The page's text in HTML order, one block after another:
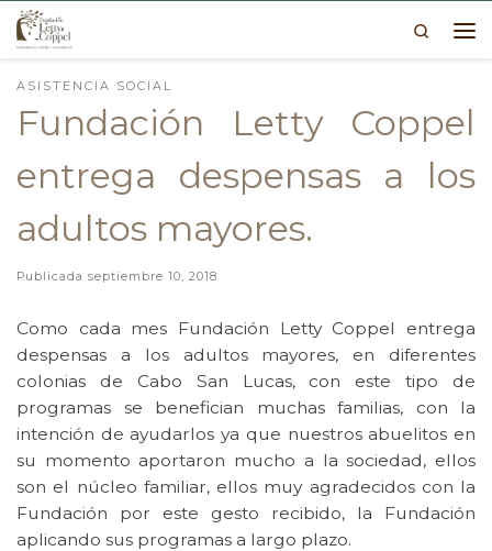
Skip to content
Search
ASISTENCIA SOCIAL
Fundación Letty Coppel
entrega despensas a los
adultos mayores.
Publicada septiembre 10, 2018
Como cada mes Fundación Letty Coppel entrega
despensas a los adultos mayores, en diferentes
colonias de Cabo San Lucas, con este tipo de
programas se benefician muchas familias, con la
intención de ayudarlos ya que nuestros abuelitos en
su momento aportaron mucho a la sociedad, ellos
son el núcleo familiar, ellos muy agradecidos con la
Fundación por este gesto recibido, la Fundación
aplicando sus programas a largo plazo.